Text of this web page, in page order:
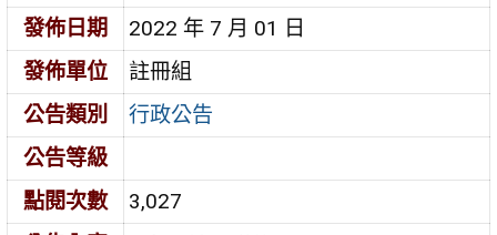
發佈日期
2022 年 7 月 01 日
發佈單位
註冊組
公告類別
行政公告
公告等級
點閱次數
3,027